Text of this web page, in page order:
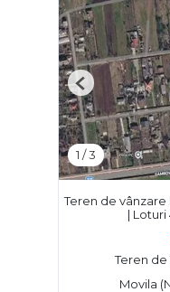
1 /3
Previous
Teren de vânzare
| Loturi
Teren de
Movila